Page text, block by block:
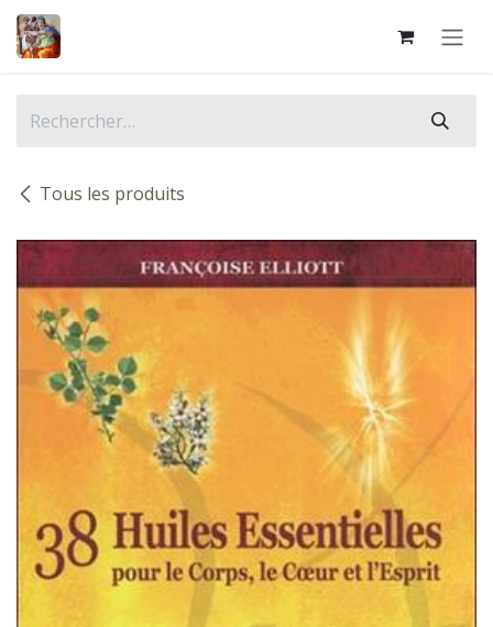
Se rendre au contenu
Tous les produits